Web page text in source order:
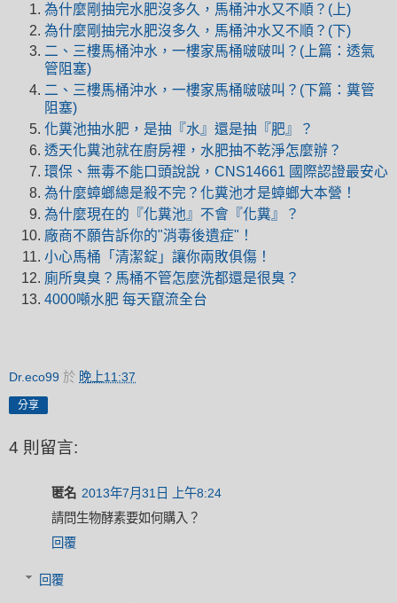
為什麼剛抽完水肥沒多久，馬桶沖水又不順？(上)
為什麼剛抽完水肥沒多久，馬桶沖水又不順？(下)
二、三樓馬桶沖水，一樓家馬桶啵啵叫？(上篇：透氣
管阻塞)
二、三樓馬桶沖水，一樓家馬桶啵啵叫？(下篇：糞管
阻塞)
化糞池抽水肥，是抽『水』還是抽『肥』？
透天化糞池就在廚房裡，水肥抽不乾淨怎麼辦？
環保、無毒不能口頭說說，CNS14661 國際認證最安心
為什麼蟑螂總是殺不完？化糞池才是蟑螂大本營！
為什麼現在的『化糞池』不會『化糞』？
廠商不願告訴你的"消毒後遺症"！
小心馬桶「清潔錠」讓你兩敗俱傷！
廁所臭臭？馬桶不管怎麼洗都還是很臭？
4000噸水肥 每天竄流全台
Dr.eco99 於 晚上11:37
分享
4 則留言:
匿名 2013年7月31日 上午8:24
請問生物酵素要如何購入？
回覆
回覆